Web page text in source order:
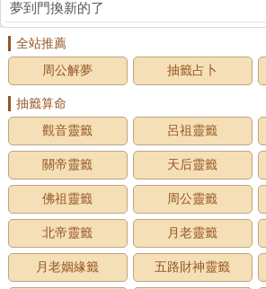
夢到門換新的了
全站推薦
周公解夢
抽籤占卜
抽籤算命
觀音靈籤
呂祖靈籤
關帝靈籤 天后靈籤
佛祖靈籤 周公靈籤
北帝靈籤 月老靈籤
月老姻緣籤 五路財神靈籤